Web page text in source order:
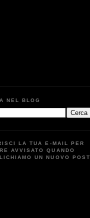
NEL BLOG
LA TUA E-MAIL PER
AVVISATO QUANDO
UN NUOVO POST